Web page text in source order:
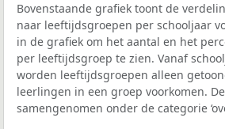
Bovenstaande grafiek toont de
naar leeftijdsgroepen per schooljaar
in de grafiek om het aantal en het
per leeftijdsgroep te zien. Vanaf
worden leeftijdsgroepen alleen
leerlingen in een groep voorkomen.
samengenomen onder de categorie